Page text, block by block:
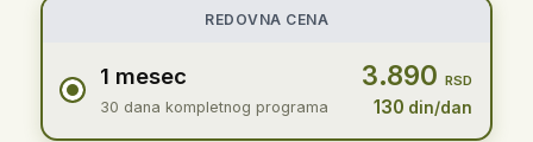
REDOVNA CENA
1 mesec
30 dana kompletnog programa
3.890 RSD
130 din/dan